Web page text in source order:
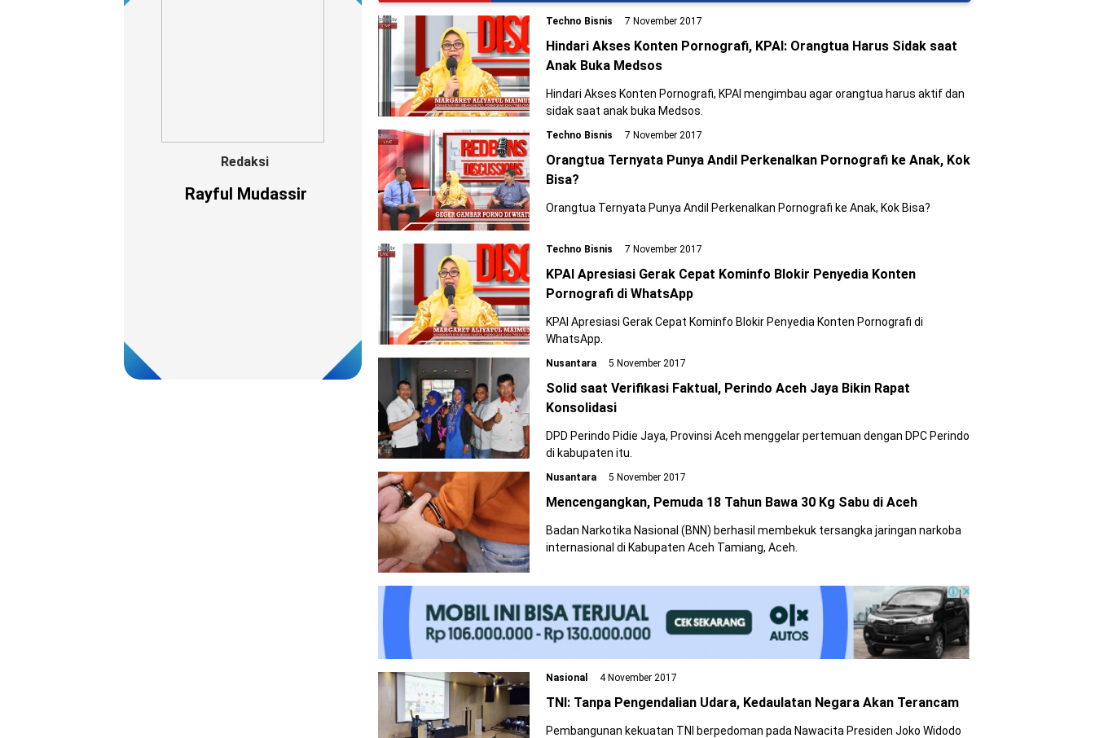
Redaksi
Rayful Mudassir
Techno Bisnis 7 November 2017
Hindari Akses Konten Pornografi, KPAI: Orangtua Harus Sidak saat
Anak Buka Medsos
Hindari Akses Konten Pornografi, KPAI mengimbau agar orangtua harus aktif dan
sidak saat anak buka Medsos.
Techno Bisnis 7 November 2017
Orangtua Ternyata Punya Andil Perkenalkan Pornografi ke Anak, Kok
Bisa?
Orangtua Ternyata Punya Andil Perkenalkan Pornografi ke Anak, Kok Bisa?
Techno Bisnis 7 November 2017
KPAI Apresiasi Gerak Cepat Kominfo Blokir Penyedia Konten
Pornografi di WhatsApp
KPAI Apresiasi Gerak Cepat Kominfo Blokir Penyedia Konten Pornografi di
WhatsApp.
Nusantara 5 November 2017
‎Solid saat Verifikasi Faktual, Perindo Aceh Jaya Bikin Rapat
Konsolidasi
DPD Perindo Pidie Jaya, Provinsi Aceh menggelar pertemuan dengan DPC Perindo
di kabupaten itu.
Nusantara 5 November 2017
Mencengangkan, Pemuda 18 Tahun Bawa 30 Kg Sabu di Aceh
Badan Narkotika Nasional (BNN) berhasil membekuk tersangka jaringan narkoba
internasional di Kabupaten Aceh Tamiang, Aceh.
Nasional 4 November 2017
TNI: Tanpa Pengendalian Udara, Kedaulatan Negara Akan Terancam
Pembangunan kekuatan TNI berpedoman pada Nawacita Presiden Joko Widodo